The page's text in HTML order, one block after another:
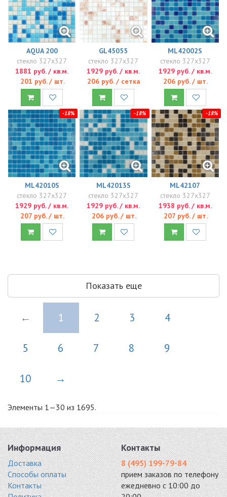
AQUA 200
стекло 327x327
1881 руб. / кв.м.
201 руб. / шт.
GL45055
стекло 327x327
1929 руб. / кв.м.
206 руб. / сетка
ML42002S
стекло 327x327
1929 руб. / кв.м.
206 руб. / шт.
-18%
ML42010S
стекло 327x327
1929 руб. / кв.м.
207 руб. / шт.
-18%
ML42013S
стекло 327x327
1929 руб. / кв.м.
206 руб. / шт.
-18%
ML42107
стекло 327x327
1938 руб. / кв.м.
207 руб. / шт.
Показать еще
← 1 2 3 4
5 6 7 8 9
10 →
Элементы 1—30 из 1695.
Информация
Доставка
Способы оплаты
Контакты
Контакты
8 (495) 199-79-84
прием заказов по телефону
ежедневно с 10:00 до